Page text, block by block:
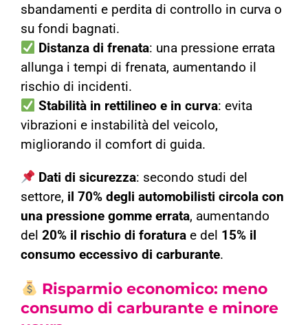
sbandamenti e perdita di controllo in curva o
su fondi bagnati.
Distanza di frenata: una pressione errata
allunga i tempi di frenata, aumentando il
rischio di incidenti.
Stabilità in rettilineo e in curva: evita
vibrazioni e instabilità del veicolo,
migliorando il comfort di guida.
Dati di sicurezza: secondo studi del
settore, il 70% degli automobilisti circola con
una pressione gomme errata, aumentando
del 20% il rischio di foraturae del 15% il
consumo eccessivo di carburante.
Risparmio economico: meno
consumo di carburante e minore